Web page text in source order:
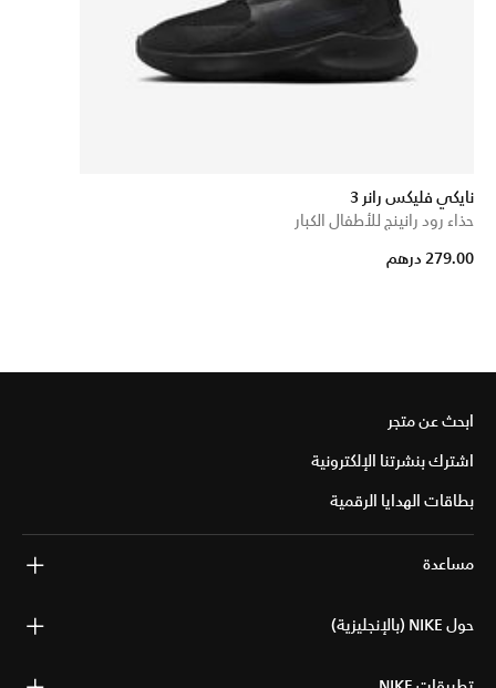
نايكي فليكس رانر 3
حذاء رود رانينج للأطفال الكبار
279.00 درهم
ابحث عن متجر
اشترك بنشرتنا الإلكترونية
بطاقات الهدايا الرقمية
مساعدة
حول NIKE (بالإنجليزية)